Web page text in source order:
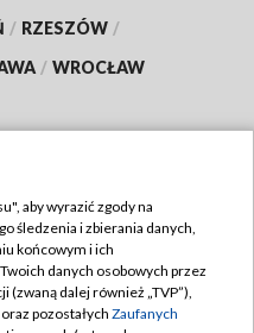
/ RZESZÓW /
/ WROCŁAW
TVP
aby wyrazić zgody na
śledzenia i zbierania danych,
końcowym i ich
danych osobowych przez
(zwaną dalej również „TVP”),
oraz pozostałych Zaufanych